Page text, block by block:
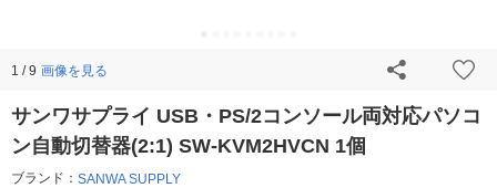
1 / 9 画像を見る
サンワサプライ USB・PS/2コンソール両対応パソコ
ン自動切替器(2:1) SW-KVM2HVCN 1個
ブランド： SANWA SUPPLY